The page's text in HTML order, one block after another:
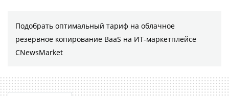
Подобрать оптимальный тариф на облачное
резервное копирование BaaS на ИТ-маркетплейсе
CNewsMarket